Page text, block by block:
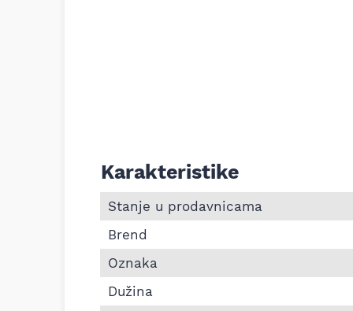
Informacije o Pk kaiš Continental 9PK2337
Karakteristike
Stanje u prodavnicama
Brend
Oznaka
Dužina